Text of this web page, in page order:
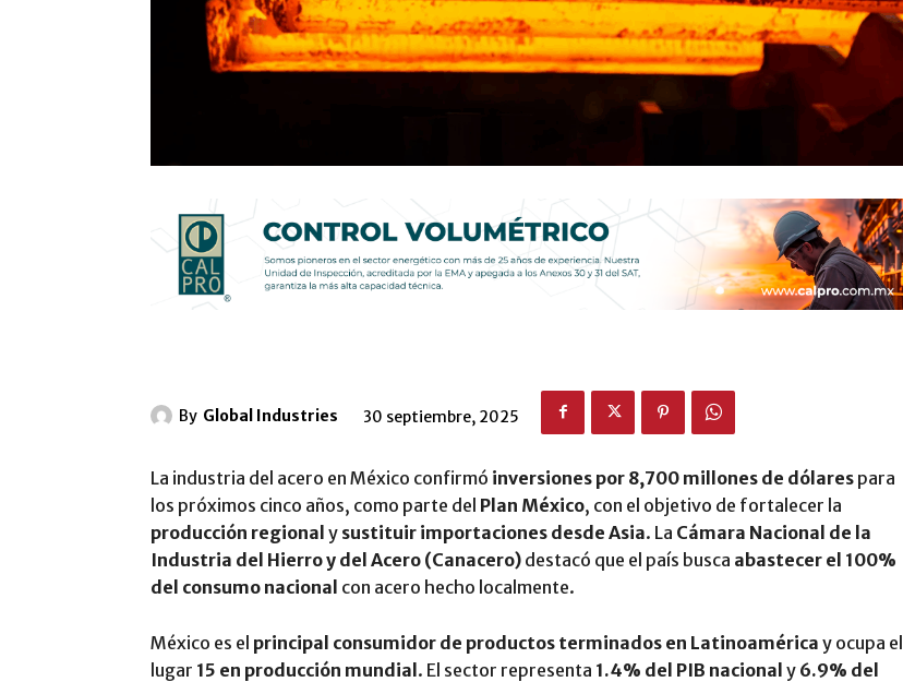
By Global Industries 30 septiembre, 2025
La industria del acero en México confirmó inversiones por 8,700 millones de dólares para
los próximos cinco años, como parte del Plan México, con el objetivo de fortalecer la
producción regional y sustituir importaciones desde Asia. La Cámara Nacional de la
Industria del Hierro y del Acero (Canacero) destacó que el país busca abastecer el 100%
del consumo nacional con acero hecho localmente.
México es el principal consumidor de productos terminados en Latinoamérica y ocupa el
lugar 15 en producción mundial. El sector representa 1.4% del PIB nacional y 6.9% del